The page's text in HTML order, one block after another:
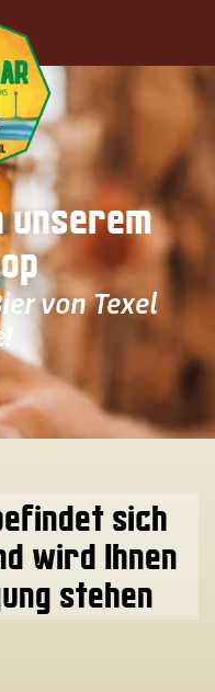
unserem
von Texel
sich
wird Ihnen
stehen